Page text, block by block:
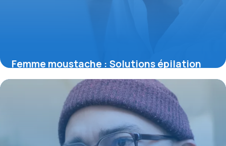
Femme moustache : Solutions épilation
définitive
11 décembre 2025